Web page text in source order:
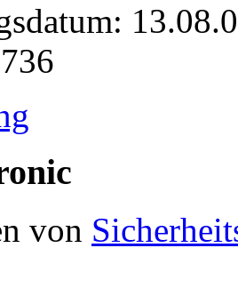
von